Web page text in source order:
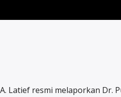
Latief resmi melaporkan Dr.